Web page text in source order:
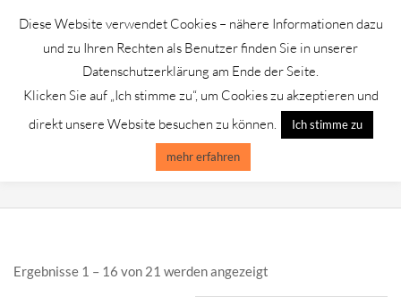
content GALERIE CHROMIK
Primary
Navigation
KLAUS - DIETER GUSS
Ergebnisse 1 – 16 von 21 werden angezeigt
Diese Website verwendet Cookies – nähere Informationen dazu
und zu Ihren Rechten als Benutzer finden Sie in unserer
Datenschutzerklärung am Ende der Seite.
Klicken Sie auf „Ich stimme zu“, um Cookies zu akzeptieren und
direkt unsere Website besuchen zu können.
Ich stimme zu
mehr erfahren